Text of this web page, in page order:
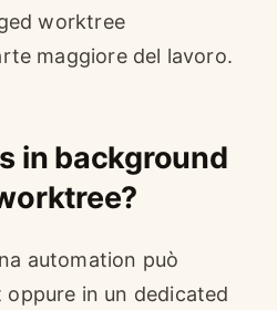
worktree
maggiore del lavoro.
in background
automation può
in un dedicated